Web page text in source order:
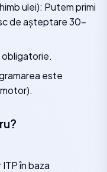
ulei): Putem primi
de așteptare 30-
este
în baza